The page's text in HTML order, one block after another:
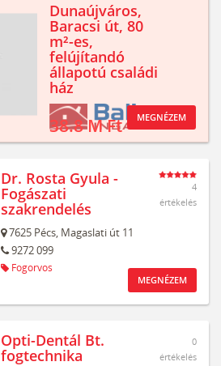
Dunaújváros,
Baracsi út, 80
m²-es,
felújítandó
állapotú családi
ház
38.8 M Ft MEGNÉZEM
Dr. Rosta Gyula -
Fogászati
szakrendelés
7625 Pécs, Magaslati út 11
9272 099
Fogorvos
4
értékelés
MEGNÉZEM
Opti-Dentál Bt.
fogtechnika
0
értékelés